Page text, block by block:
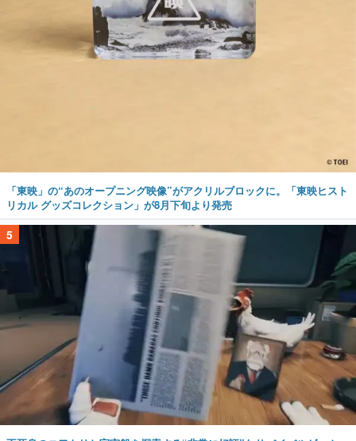
「東映」の“あのオープニング映像”がアクリルブロックに。「東映ヒスト
リカル グッズコレクション」が8月下旬より発売
5